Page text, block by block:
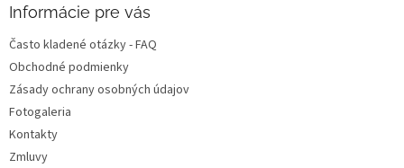
Informácie pre vás
Často kladené otázky - FAQ
Obchodné podmienky
Zásady ochrany osobných údajov
Fotogaleria
Kontakty
Zmluvy